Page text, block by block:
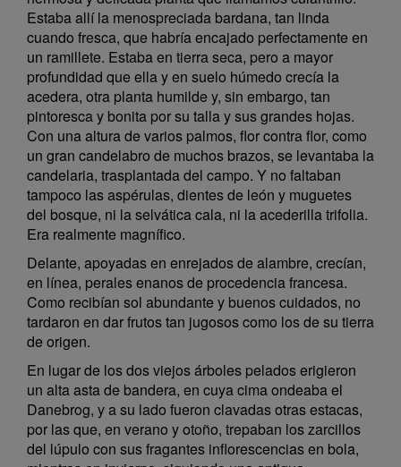
Estaba allí la menospreciada bardana, tan linda
cuando fresca, que habría encajado perfectamente en
un ramillete. Estaba en tierra seca, pero a mayor
profundidad que ella y en suelo húmedo crecía la
acedera, otra planta humilde y, sin embargo, tan
pintoresca y bonita por su talla y sus grandes hojas.
Con una altura de varios palmos, flor contra flor, como
un gran candelabro de muchos brazos, se levantaba la
candelaria, trasplantada del campo. Y no faltaban
tampoco las aspérulas, dientes de león y muguetes
del bosque, ni la selvática cala, ni la acederilla trifolia.
Era realmente magnífico.
Delante, apoyadas en enrejados de alambre, crecían,
en línea, perales enanos de procedencia francesa.
Como recibían sol abundante y buenos cuidados, no
tardaron en dar frutos tan jugosos como los de su tierra
de origen.
En lugar de los dos viejos árboles pelados erigieron
un alta asta de bandera, en cuya cima ondeaba el
Danebrog, y a su lado fueron clavadas otras estacas,
por las que, en verano y otoño, trepaban los zarcillos
del lúpulo con sus fragantes inflorescencias en bola,